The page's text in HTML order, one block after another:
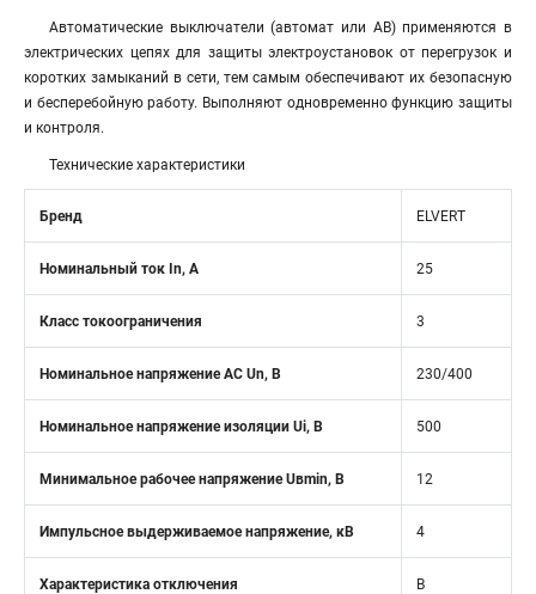
Автоматические выключатели (автомат или АВ) применяются в
электрических цепях для защиты электроустановок от перегрузок и
коротких замыканий в сети, тем самым обеспечивают их безопасную
и бесперебойную работу. Выполняют одновременно функцию защиты
и контроля.
Технические характеристики
Бренд ELVERT
Номинальный ток In, А 25
Класс токоограничения 3
Номинальное напряжение АС Un, В 230/400
Номинальное напряжение изоляции Ui, В 500
Минимальное рабочее напряжение Uвmin, B 12
Импульсное выдерживаемое напряжение, кВ 4
Характеристика отключения B